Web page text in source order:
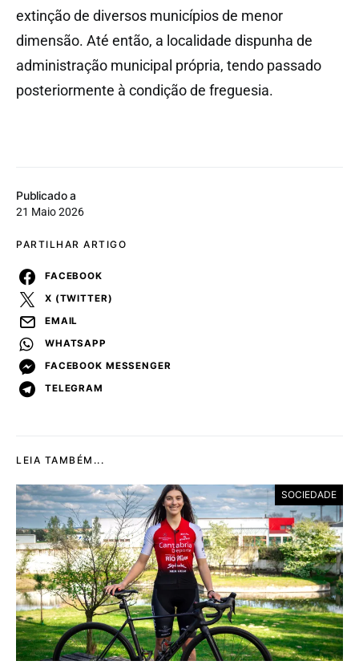
Publicado a
21 Maio 2026
PARTILHAR ARTIGO
FACEBOOK
X (TWITTER)
EMAIL
WHATSAPP
FACEBOOK MESSENGER
TELEGRAM
extinção de diversos municípios de menor
dimensão. Até então, a localidade dispunha de
administração municipal própria, tendo passado
posteriormente à condição de freguesia.
LEIA TAMBÉM...
SOCIEDADE